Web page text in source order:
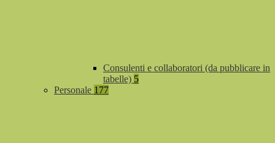
Consulenti e collaboratori (da pubblicare in
tabelle) 5
Personale 177